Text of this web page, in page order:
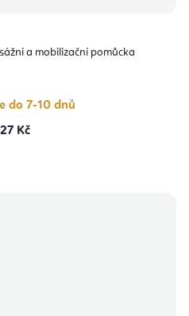
a mobilizační pomůcka
do 7-10 dnů
Kč